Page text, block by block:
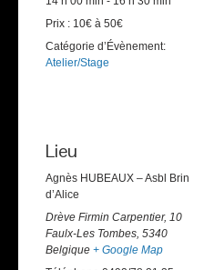
Prix : 10€ à 50€
Catégorie d’Évènement:
Atelier/Stage
Lieu
Agnès HUBEAUX – Asbl Brin
d’Alice
Drève Firmin Carpentier, 10
Faulx-Les Tombes 5340
Belgique + Google Map